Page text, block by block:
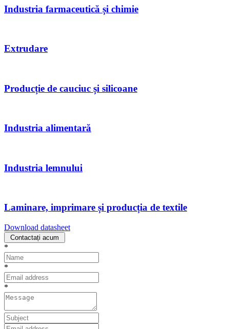
Industria farmaceutică și chimie
Extrudare
Producție de cauciuc și silicoane
Industria alimentară
Industria lemnului
Laminare, imprimare și producția de textile
Download datasheet
Contactați acum
*
*
*